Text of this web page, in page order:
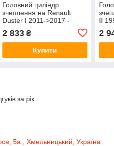
Головний циліндр
зчеплення на Renault
Duster I 2011->2017 -
6001548446
2 833₴
Купити
II
2
за рік
5а , Хмельницький, Україна